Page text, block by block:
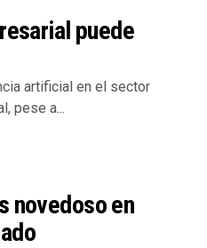
puede
artificial en el sector
pese a...
novedoso en